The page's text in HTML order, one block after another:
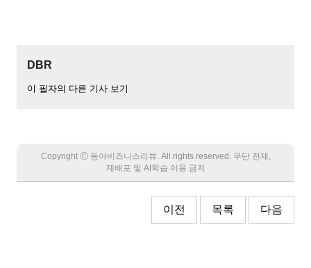
DBR
이 필자의 다른 기사 보기
Copyright Ⓒ 동아비즈니스리뷰. All rights reserved. 무단 전재,
재배포 및 AI학습 이용 금지
이전 목록 다음